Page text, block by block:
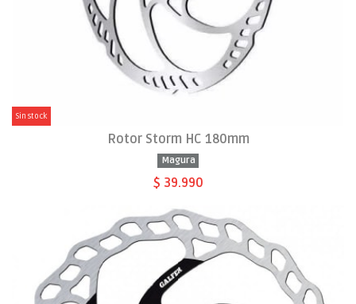
Sin stock
Rotor Storm HC 180mm
Magura
$ 39.990